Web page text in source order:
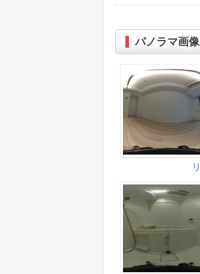
パノラマ画像